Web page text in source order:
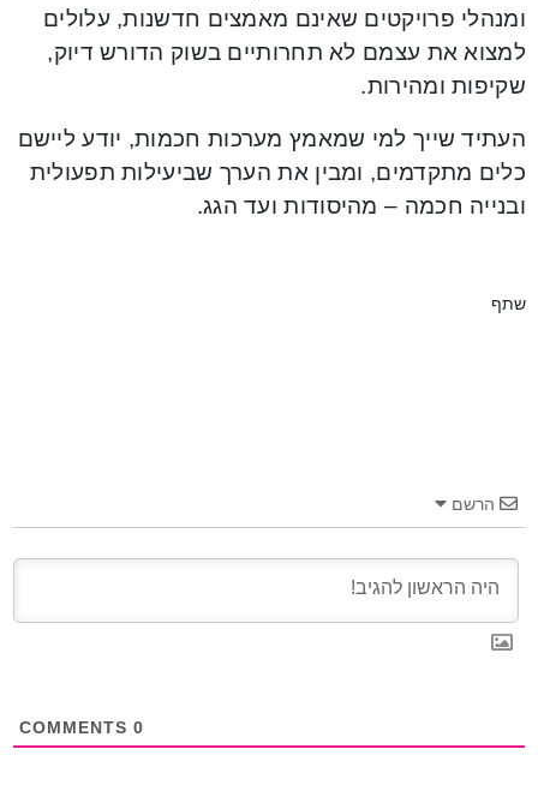
ומנהלי פרויקטים שאינם מאמצים חדשנות, עלולים
למצוא את עצמם לא תחרותיים בשוק הדורש דיוק,
שקיפות ומהירות.
העתיד שייך למי שמאמץ מערכות חכמות, יודע ליישם
כלים מתקדמים, ומבין את הערך שביעילות תפעולית
ובנייה חכמה – מהיסודות ועד הגג.
שתף
הרשם
0